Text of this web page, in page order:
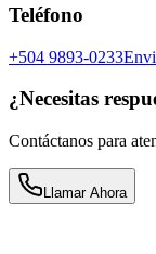
Teléfono
+504 9893-0233
¿Necesitas
Contáctanos para
Llamar Ahora